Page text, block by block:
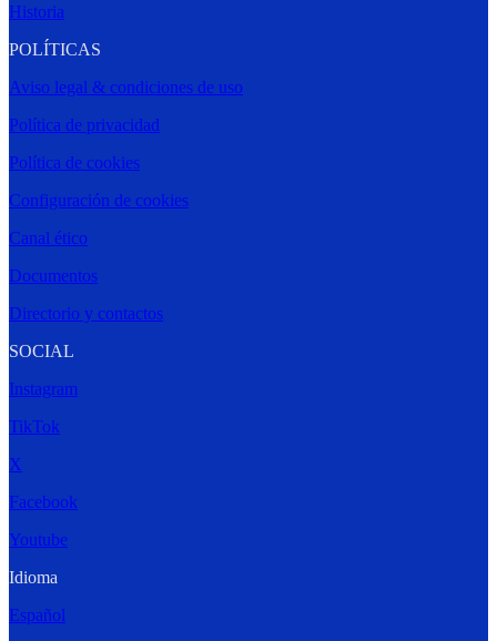
Historia
POLÍTICAS
Aviso legal & condiciones de uso
Política de privacidad
Política de cookies
Configuración de cookies
Canal ético
Documentos
Directorio y contactos
SOCIAL
Instagram
TikTok
X
Facebook
Youtube
Idioma
Español